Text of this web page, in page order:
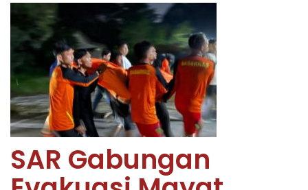
SAR Gabungan